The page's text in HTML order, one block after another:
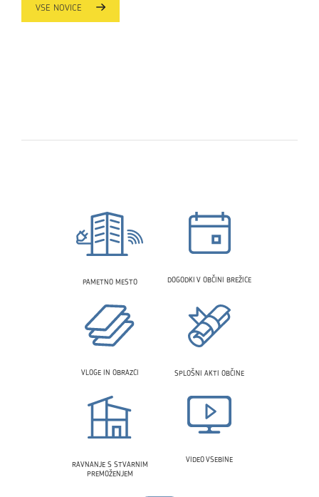
VSE NOVICE
PAMETNO MESTO DOGODKI V OBČINI BREŽICE
VLOGE IN OBRAZCI SPLOŠNI AKTI OBČINE
RAVNANJE S STVARNIM
PREMOŽENJEM
VIDEO VSEBINE